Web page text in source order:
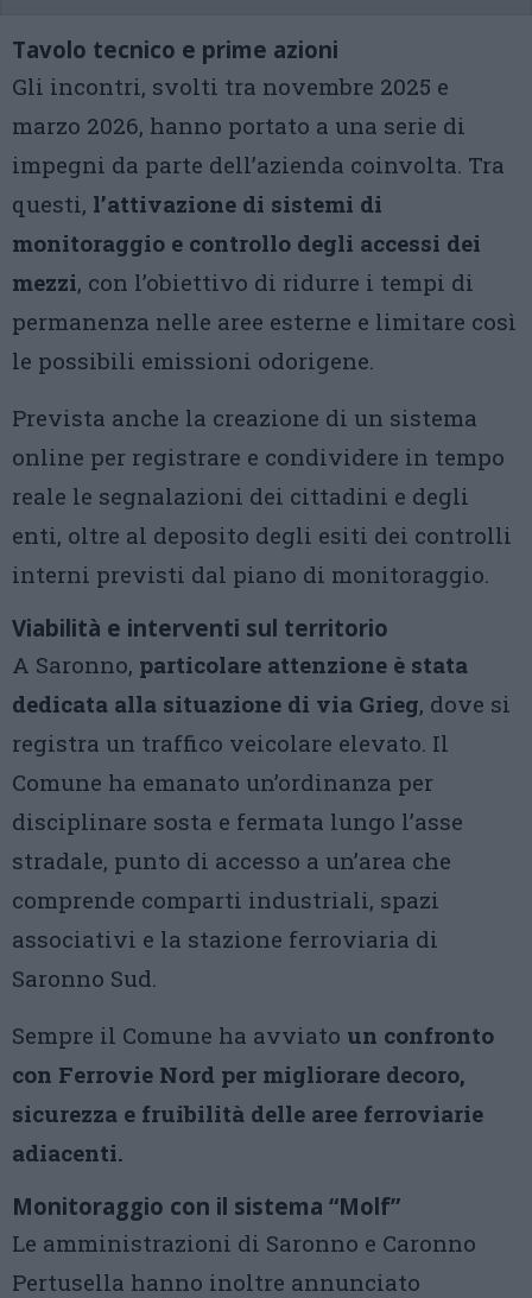
Tavolo tecnico e prime azioni
Gli incontri, svolti tra novembre 2025 e
marzo 2026, hanno portato a una serie di
impegni da parte dell’azienda coinvolta. Tra
questi, l’attivazione di sistemi di
monitoraggio e controllo degli accessi dei
mezzi, con l’obiettivo di ridurre i tempi di
permanenza nelle aree esterne e limitare così
le possibili emissioni odorigene.
Prevista anche la creazione di un sistema
online per registrare e condividere in tempo
reale le segnalazioni dei cittadini e degli
enti, oltre al deposito degli esiti dei controlli
interni previsti dal piano di monitoraggio.
Viabilità e interventi sul territorio
A Saronno, particolare attenzione è stata
dedicata alla situazione di via Grieg, dove si
registra un traffico veicolare elevato. Il
Comune ha emanato un’ordinanza per
disciplinare sosta e fermata lungo l’asse
stradale, punto di accesso a un’area che
comprende comparti industriali, spazi
associativi e la stazione ferroviaria di
Saronno Sud.
Sempre il Comune ha avviato un confronto
con Ferrovie Nord per migliorare decoro,
sicurezza e fruibilità delle aree ferroviarie
adiacenti.
Monitoraggio con il sistema “Molf”
Le amministrazioni di Saronno e Caronno
Pertusella hanno inoltre annunciato